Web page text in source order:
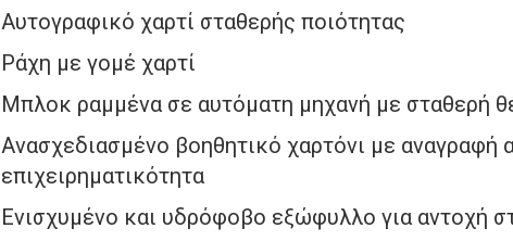
Αυτογραφικό χαρτί σταθερής ποιότητας
Ράχη με γομέ χαρτί
Μπλοκ ραμμένα σε αυτόματη μηχανή με σταθερή
Ανασχεδιασμένο βοηθητικό χαρτόνι με
επιχειρηματικότητα
Ενισχυμένο και υδρόφοβο εξώφυλλο για αντοχή